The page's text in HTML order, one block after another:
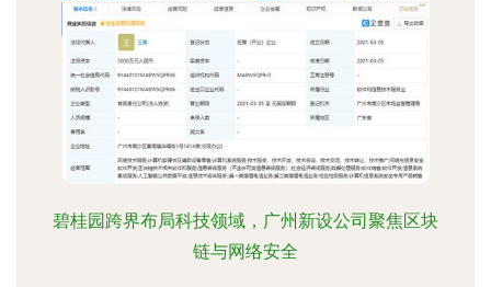
碧桂园跨界布局科技领域，广州新设公司聚焦区块
链与网络安全